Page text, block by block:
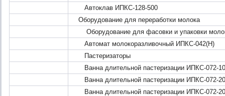
Автоклав ИПКС-128-500
Оборудование для переработки молока
Оборудование для фасовки и упаковки
Автомат молокоразливочный ИПКС-042(Н)
Пастеризаторы
Ванна длительной пастеризации ИПКС-072-
Ванна длительной пастеризации ИПКС-072-
Ванна длительной пастеризации ИПКС-072-